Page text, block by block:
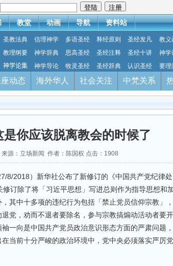
教堂 动画 导航 资料站
圣教法典 信理神学 多语圣经 释经原则 圣经发凡 教义
教理纲要 神学辞典 思高圣经 圣经注释 圣经十讲 神学
神学论集 神学导论 牧灵圣经 圣经辞典 认识圣经 要理
动态 海外华人 社会关注 中梵关系
你应该脱离教会的时候了
源：立场新闻 作者：陈国权 点击： 1908
8/2018）新华社公布了新修订的《中国共产党纪律处
订除了将「习近平思想」写进总则作为指导思想和
其中十多项的违纪行为包括「禁止党员信仰宗教」，
党，劝而不退者要除名，参与宗教搞煽动活动者要开
一向是中国共产党员政治意识形态方面的严肃问题，
当前十分严峻的政治环境中，党中央必须落实严厉党